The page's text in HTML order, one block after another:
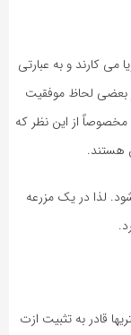
می کارند و به عبارتی
بعضی لحاظ موفقیت
از این نظر که
هستند.
لذا در یک مزرعه
قادر به تثبیت ازت